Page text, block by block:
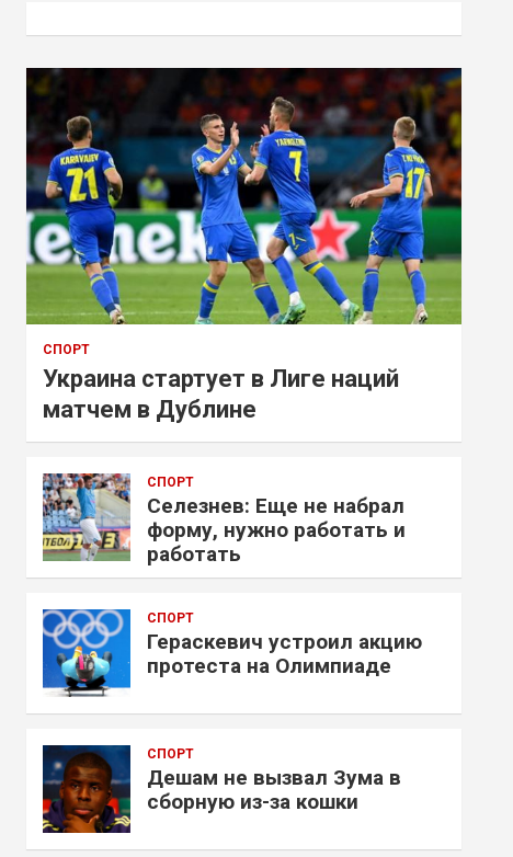
СПОРТ
Украина стартует в Лиге наций
матчем в Дублине
СПОРТ
Селезнев: Еще не набрал
форму, нужно работать и
работать
СПОРТ
Гераскевич устроил акцию
протеста на Олимпиаде
СПОРТ
Дешам не вызвал Зума в
сборную из-за кошки